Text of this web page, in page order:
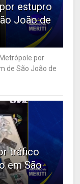
estupro
João de
por
de São João de
tráfico
em São